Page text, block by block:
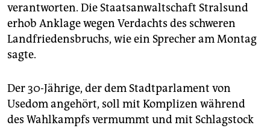
abo
genossenschaft
epaper login
verantworten. Die Staatsanwaltschaft Stralsund
erhob Anklage wegen Verdachts des schweren
Landfriedensbruchs, wie ein Sprecher am Montag
sagte.
Der 30-Jährige, der dem Stadtparlament von
Usedom angehört, soll mit Komplizen während
des Wahlkampfs vermummt und mit Schlagstock